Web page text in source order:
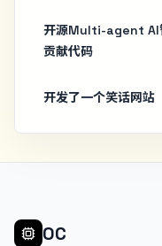
开源Multi-agent AI
贡献代码
开发了一个笑话网站
OC